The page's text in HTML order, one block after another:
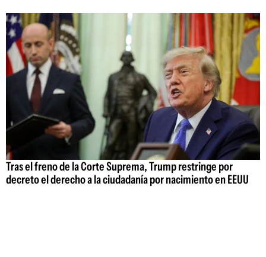
Tras el freno de la Corte Suprema, Trump restringe por
decreto el derecho a la ciudadanía por nacimiento en EEUU